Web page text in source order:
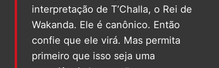
interpretação de T’Challa, o Rei de
Wakanda. Ele é canônico. Então
confie que ele virá. Mas permita
primeiro que isso seja uma